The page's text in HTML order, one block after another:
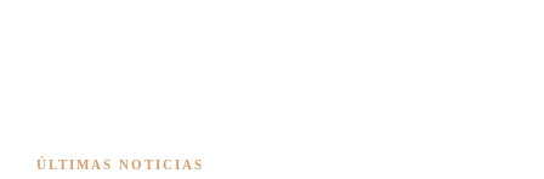
ÚLTIMAS NOTICIAS